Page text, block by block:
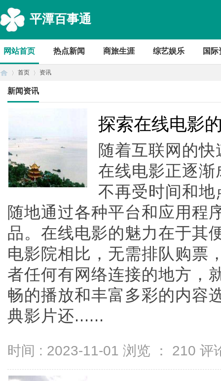
平潭百事通
网站首页 热点新闻 商旅生涯 综艺娱乐 国际
首页 资讯
新闻资讯
探索在线电影
随着互联网的
在线电影正逐
不再受时间和
随地通过各种平台和应用程
品。在线电影的魅力在于其
电影院相比，无需排队购票
者任何有网络连接的地方，
畅的播放和丰富多彩的内容
典影片还......
时间 : 2023-11-01 浏览 ： 210 评